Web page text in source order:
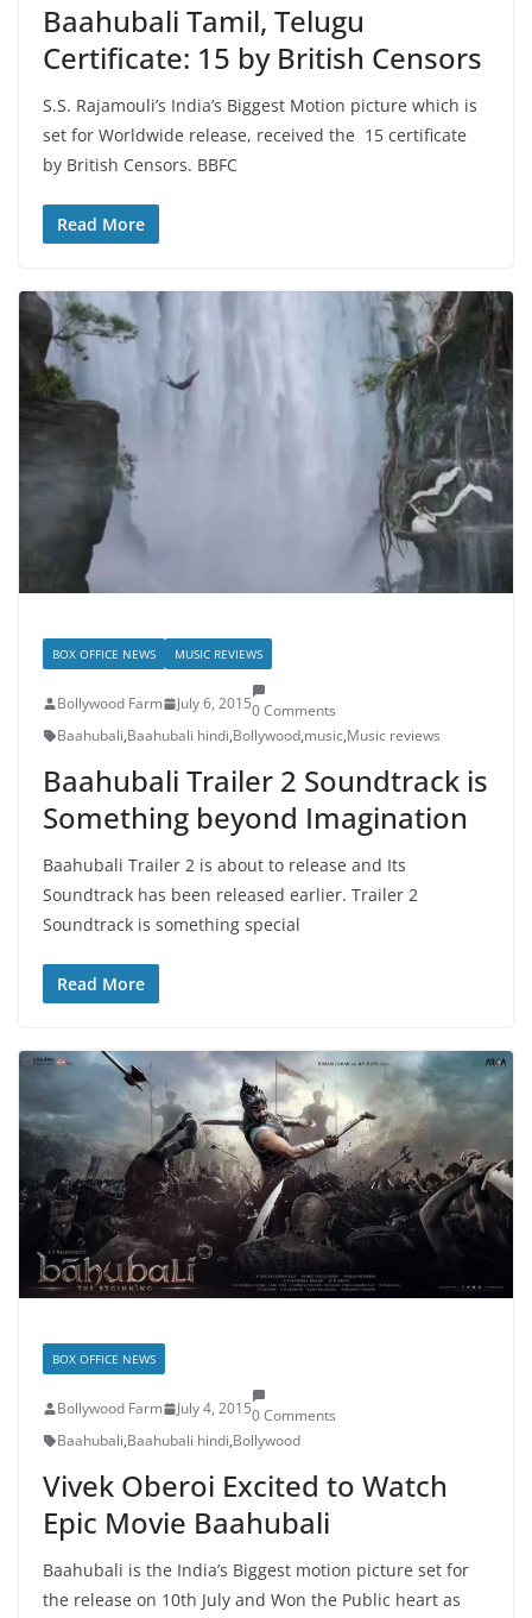
Baahubali Tamil, Telugu
Certificate: 15 by British Censors
S.S. Rajamouli’s India’s Biggest Motion picture which is
set for Worldwide release, received the 15 certificate
by British Censors. BBFC
Read More
BOX OFFICE NEWS MUSIC REVIEWS
Bollywood Farm July 6, 20150 Comments
Baahubali,Baahubali hindi,Bollywood,music,Music reviews
Baahubali Trailer 2 Soundtrack is
Something beyond Imagination
Baahubali Trailer 2 is about to release and Its
Soundtrack has been released earlier. Trailer 2
Soundtrack is something special
Read More
BOX OFFICE NEWS
Bollywood Farm July 4, 20150 Comments
Baahubali,Baahubali hindi,Bollywood
Vivek Oberoi Excited to Watch
Epic Movie Baahubali
Baahubali is the India’s Biggest motion picture set for
the release on 10th July and Won the Public heart as